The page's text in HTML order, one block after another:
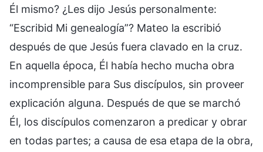
Él mismo? ¿Les dijo Jesús personalmente:
“Escribid Mi genealogía”? Mateo la escribió
después de que Jesús fuera clavado en la cruz.
En aquella época, Él había hecho mucha obra
incomprensible para Sus discípulos, sin proveer
explicación alguna. Después de que se marchó
Él, los discípulos comenzaron a predicar y obrar
en todas partes; a causa de esa etapa de la obra,